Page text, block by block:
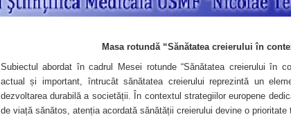
Masa rotundă “Sănătatea creierului în
Subiectul abordat în cadrul Mesei rotunde “Sănătatea creierului în
actual și important, întrucât sănătatea creierului reprezintă un
dezvoltarea durabilă a societății. În contextul strategiilor europene
de viață sănătos, atenția acordată sănătății creierului devine o prioritate